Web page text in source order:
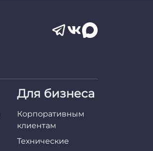
Для бизнеса
Корпоративным
клиентам
Технические